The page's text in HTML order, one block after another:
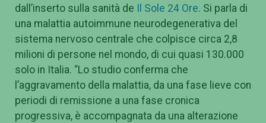
dall’inserto sulla sanità de
Il Sole 24 Ore. Si parla di
una malattia autoimmune neurodegenerativa del
sistema nervoso centrale che colpisce circa 2,8
milioni di persone nel mondo, di cui quasi 130.000
solo in Italia. “Lo studio conferma che
l’aggravamento della malattia, da una fase lieve con
periodi di remissione a una fase cronica
progressiva, è accompagnata da una alterazione